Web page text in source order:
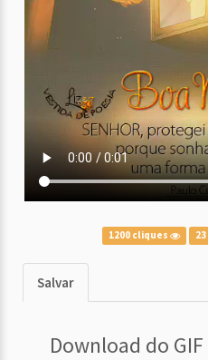
1200 cliques
Salvar
Download do GIF